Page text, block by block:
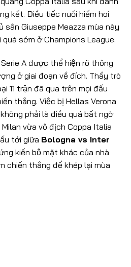
kết. Điều tiếc nuối hiếm hoi
Giuseppe Meazza mùa này
sớm ở Champions League.
A được thể hiện rõ thông
ở giai đoạn về đích. Thầy trò
11 trận đã qua trên mọi đấu
thắng. Việc bị Hellas Verona
phải là điều quá bất ngờ
vừa vô địch Coppa Italia
tới giữa Bologna vs Inter
kiến bộ mặt khác của nhà
chiến thắng để khép lại mùa